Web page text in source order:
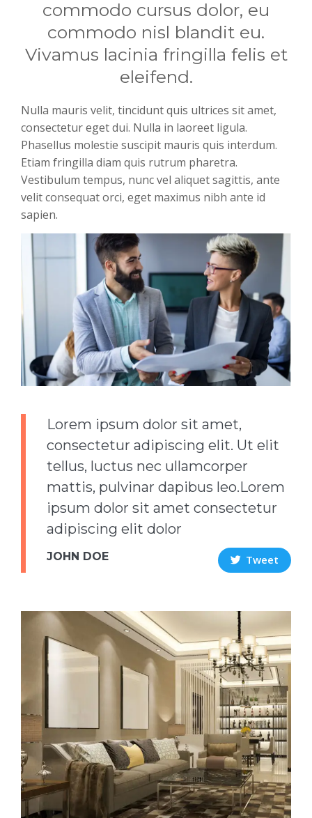
commodo cursus dolor, eu
commodo nisl blandit eu.
Vivamus lacinia fringilla felis et
eleifend.
Nulla mauris velit, tincidunt quis ultrices sit amet,
consectetur eget dui. Nulla in laoreet ligula.
Phasellus molestie suscipit mauris quis interdum.
Etiam fringilla diam quis rutrum pharetra.
Vestibulum tempus, nunc vel aliquet sagittis, ante
velit consequat orci, eget maximus nibh ante id
sapien.
Lorem ipsum dolor sit amet,
consectetur adipiscing elit. Ut elit
tellus, luctus nec ullamcorper
mattis, pulvinar dapibus leo.Lorem
ipsum dolor sit amet consectetur
adipiscing elit dolor
JOHN DOE Tweet